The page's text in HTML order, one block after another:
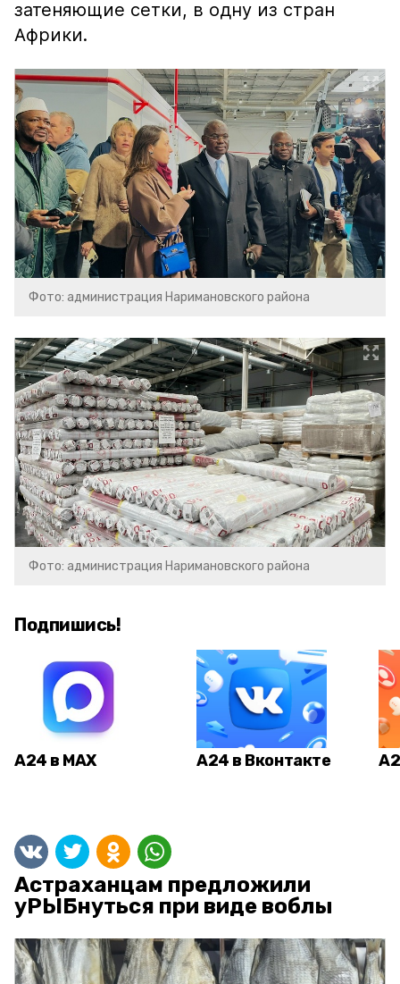
затеняющие сетки, в одну из стран
Африки.
Фото: администрация Наримановского района
Фото: администрация Наримановского района
Подпишись!
А24 в MAX А24 в Вконтакте
Астраханцам предложили
уРЫБнуться при виде воблы